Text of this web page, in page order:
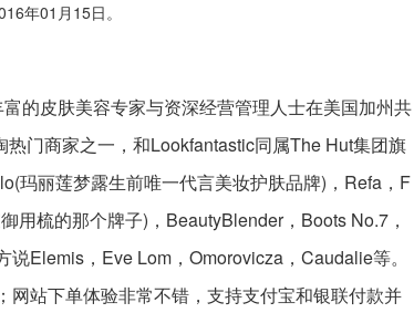
年01月15日。
的皮肤美容专家与资深经营管理人士在美国加州共
门商家之一，和Lookfantastic同属The Hut集团旗
玛丽莲梦露生前唯一代言美妆护肤品牌)，Refa，F
用梳的那个牌子)，BeautyBlender，Boots No.7，
Elemis，Eve Lom，Omorovicza，Caudalie等。
站下单体验非常不错，支持支付宝和银联付款并